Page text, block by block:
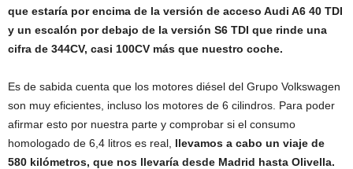
que estaría por encima de la versión de acceso Audi A6 40 TDI
y un escalón por debajo de la versión S6 TDI que rinde una
cifra de 344CV, casi 100CV más que nuestro coche.
Es de sabida cuenta que los motores diésel del Grupo Volkswagen
son muy eficientes, incluso los motores de 6 cilindros. Para poder
afirmar esto por nuestra parte y comprobar si el consumo
homologado de 6,4 litros es real, llevamos a cabo un viaje de
580 kilómetros, que nos llevaría desde Madrid hasta Olivella.